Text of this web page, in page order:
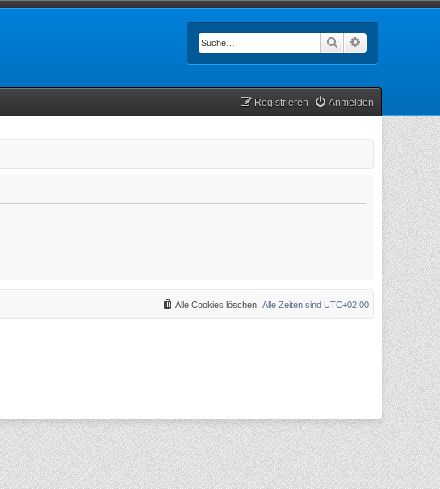
Suche
Anmelden
Registrieren
Alle Zeiten sind UTC+02:00
Alle Cookies löschen